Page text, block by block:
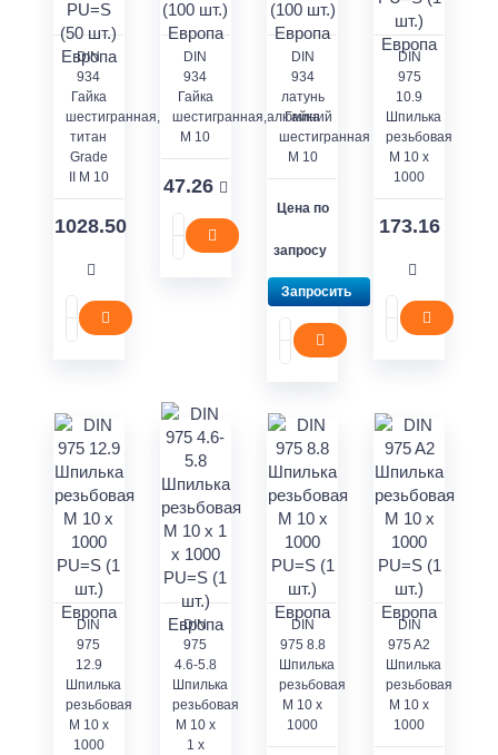
DIN
934
Гайка
шестигранная,
титан
Grade
II M 10
1028.50
DIN
934
Гайка
шестигранная,алюминий
M 10
47.26
DIN
934
латунь
Гайка
шестигранная
M 10
Цена по
запросу
Запросить
DIN
975
10.9
Шпилька
резьбовая
M 10 x
1000
173.16
DIN
975
12.9
Шпилька
резьбовая
M 10 x
1000
DIN
975
4.6-5.8
Шпилька
резьбовая
M 10 x
1 x
DIN
975 8.8
Шпилька
резьбовая
M 10 x
1000
DIN
975 A2
Шпилька
резьбовая
M 10 x
1000